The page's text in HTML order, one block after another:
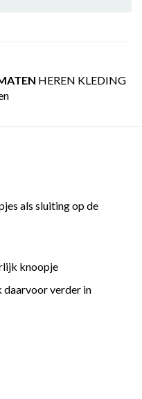
HEREN KLEDING
als sluiting op de
knoopje
daarvoor verder in